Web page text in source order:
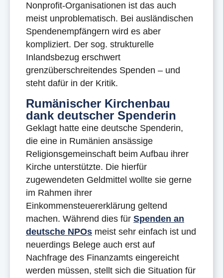
Nonprofit-Organisationen ist das auch
meist unproblematisch. Bei ausländischen
Spendenempfängern wird es aber
kompliziert. Der sog. strukturelle
Inlandsbezug erschwert
grenzüberschreitendes Spenden – und
steht dafür in der Kritik.
Rumänischer Kirchenbau
dank deutscher Spenderin
Geklagt hatte eine deutsche Spenderin,
die eine in Rumänien ansässige
Religionsgemeinschaft beim Aufbau ihrer
Kirche unterstützte. Die hierfür
zugewendeten Geldmittel wollte sie gerne
im Rahmen ihrer
Einkommensteuererklärung geltend
machen. Während dies für Spenden an
deutsche NPOs meist sehr einfach ist und
neuerdings Belege auch erst auf
Nachfrage des Finanzamts eingereicht
werden müssen, stellt sich die Situation für